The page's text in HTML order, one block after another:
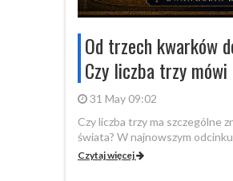
Od trzech kwarków
Czy liczba trzy
31 May 09:02
Czy liczba trzy ma szczególne
świata? W najnowszym odcinku
Czytaj więcej